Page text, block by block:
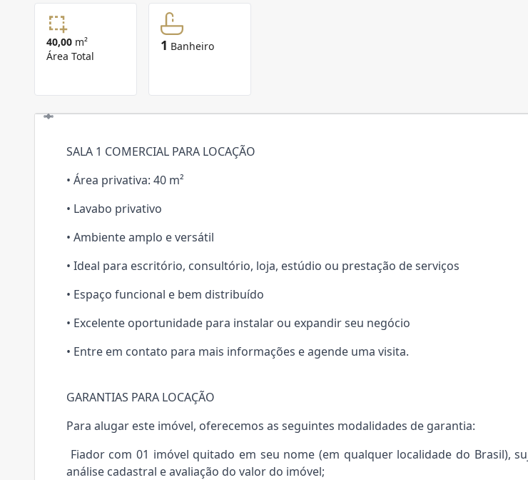
40,00 m²
Área Total
1 Banheiro
SALA 1 COMERCIAL PARA LOCAÇÃO
• Área privativa: 40 m²
• Lavabo privativo
• Ambiente amplo e versátil
• Ideal para escritório, consultório, loja, estúdio ou prestação de serviços
• Espaço funcional e bem distribuído
• Excelente oportunidade para instalar ou expandir seu negócio
• Entre em contato para mais informações e agende uma visita.
GARANTIAS PARA LOCAÇÃO
Para alugar este imóvel, oferecemos as seguintes modalidades de garantia:
Fiador com 01 imóvel quitado em seu nome (em qualquer localidade do Brasil),
análise cadastral e avaliação do valor do imóvel;